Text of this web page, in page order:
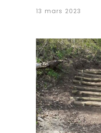
13 mars 2023